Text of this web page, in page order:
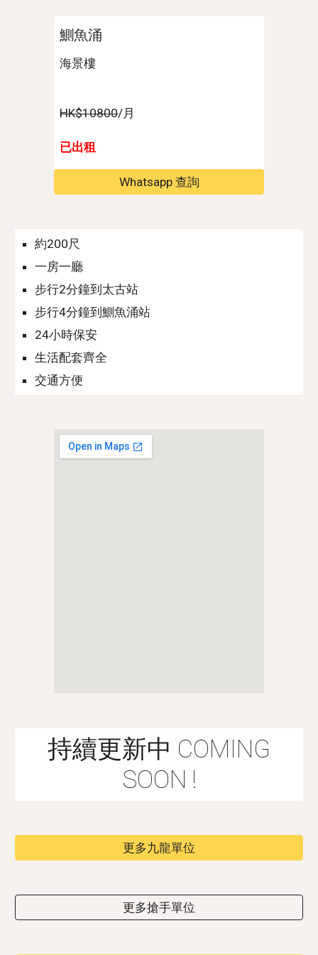
鰂魚涌
海景樓
HK$10800/月
已出租
Whatsapp 查詢
約200尺
一房一廳
步行2分鐘到 太古站
步行4分鐘到鰂魚涌站
24小時保安
生活配套齊全
交通方便
持續更新中 COMING
SOON !
更多九龍單位
更多搶手單位